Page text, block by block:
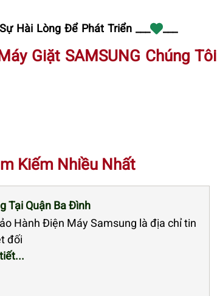
Hài Lòng Để Phát Triển ___ ___
Giặt SAMSUNG Chúng Tôi
Kiếm Nhiều Nhất
Tại Quận Ba Đình
Hành Điện Máy Samsung là địa chỉ tin
đối